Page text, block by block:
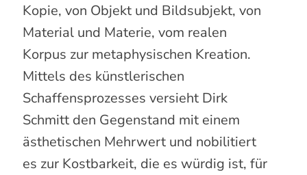
Kopie, von Objekt und Bildsubjekt, von
Material und Materie, vom realen
Korpus zur metaphysischen Kreation.
Mittels des künstlerischen
Schaffensprozesses versieht Dirk
Schmitt den Gegenstand mit einem
ästhetischen Mehrwert und nobilitiert
es zur Kostbarkeit, die es würdig ist, für